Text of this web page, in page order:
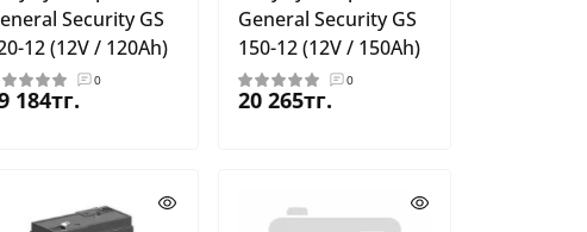
Security GS
12 (12V / 120Ah)
0
184тг.
General Security GS
150-12 (12V / 150Ah)
0
20 265тг.